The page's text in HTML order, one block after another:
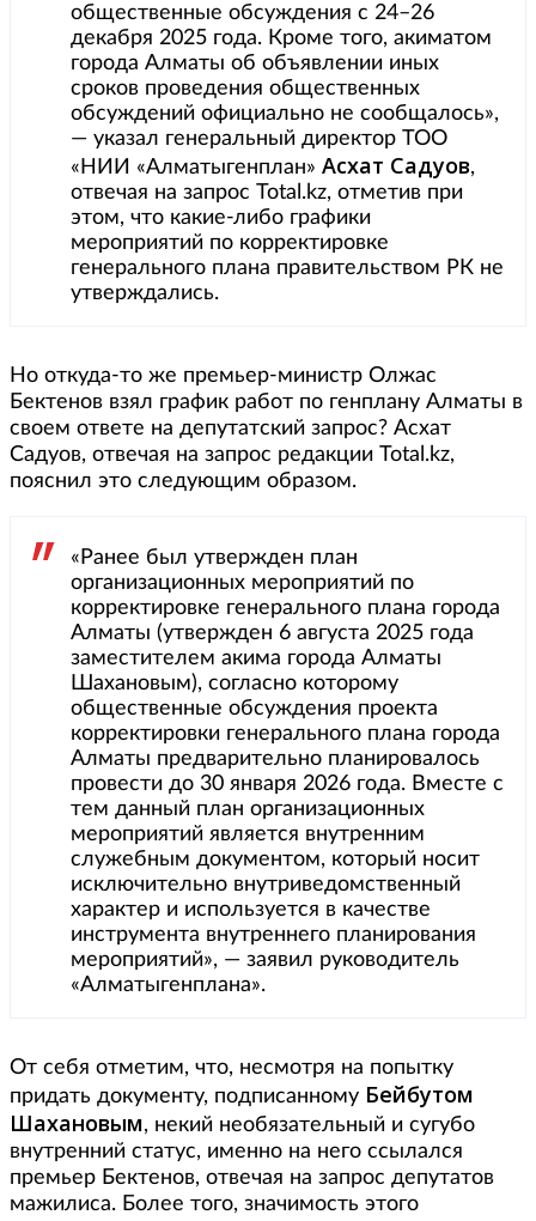
общественные обсуждения с 24–26
декабря 2025 года. Кроме того, акиматом
города Алматы об объявлении иных
сроков проведения общественных
обсуждений официально не сообщалось»,
— указал генеральный директор ТОО
«НИИ «Алматыгенплан» Асхат Садуов,
отвечая на запрос Total.kz, отметив при
этом, что какие-либо графики
мероприятий по корректировке
генерального плана правительством РК не
утверждались.
Но откуда-то же премьер-министр Олжас
Бектенов взял график работ по генплану Алматы в
своем ответе на депутатский запрос? Асхат
Садуов, отвечая на запрос редакции Total.kz,
пояснил это следующим образом.
«Ранее был утвержден план
организационных мероприятий по
корректировке генерального плана города
Алматы (утвержден 6 августа 2025 года
заместителем акима города Алматы
Шахановым), согласно которому
общественные обсуждения проекта
корректировки генерального плана города
Алматы предварительно планировалось
провести до 30 января 2026 года. Вместе с
тем данный план организационных
мероприятий является внутренним
служебным документом, который носит
исключительно внутриведомственный
характер и используется в качестве
инструмента внутреннего планирования
мероприятий», — заявил руководитель
«Алматыгенплана».
От себя отметим, что, несмотря на попытку
придать документу, подписанному Бейбутом
Шахановым, некий необязательный и сугубо
внутренний статус, именно на него ссылался
премьер Бектенов, отвечая на запрос депутатов
мажилиса. Более того, значимость этого